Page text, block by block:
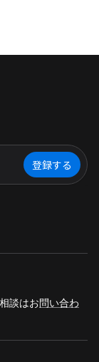
止めないUPS
で、シニア世
す。
登録する
談はお問い合わ